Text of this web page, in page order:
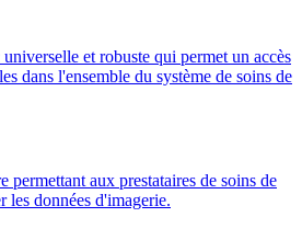
et robuste qui permet un accès
dans l'ensemble du système de soins de
permettant aux prestataires de soins de
les données d'imagerie.